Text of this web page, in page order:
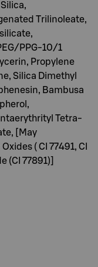
Trilinoleate,
PPG-10/1
Propylene
Silica Dimethyl
Bambusa
Tetra-
[May
( CI 77491, CI
(CI 77891)]